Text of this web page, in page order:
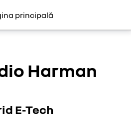
principală
Harman
E-Tech